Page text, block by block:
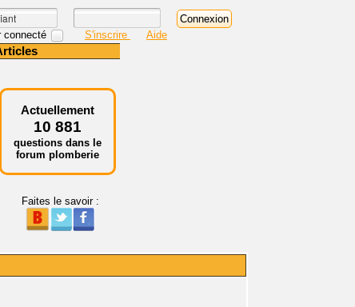
connecté S'inscrire Aide
Actuellement
10 881
questions dans le
forum plomberie
Faites le savoir :